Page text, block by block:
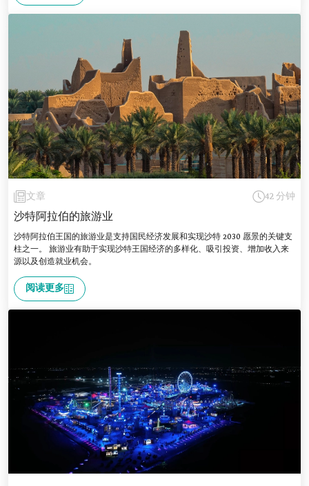
文章 42 分钟
沙特阿拉伯的旅游业
沙特阿拉伯王国的旅游业是支持国民经济发展和实现沙特 2030 愿景的关键支
柱之一。 旅游业有助于实现沙特王国经济的多样化、吸引投资、增加收入来
源以及创造就业机会。
阅读更多